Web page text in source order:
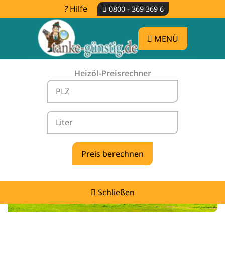
Hilfe 0800 - 369 369 6
MENÜ
Heizöl-Preisrechner
Schließen
Heizölpreise Reinhardtsdorf-Schöna -
vergleichen & günstig tanken